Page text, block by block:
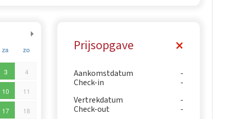
za zo
3 4
10 11
17 18
Prijsopgave
Aankomstdatum
Check-in
Vertrekdatum
Check-out